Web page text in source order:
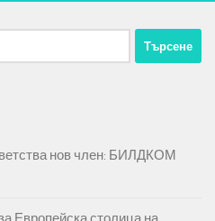
нов член: БИЛДКОМ